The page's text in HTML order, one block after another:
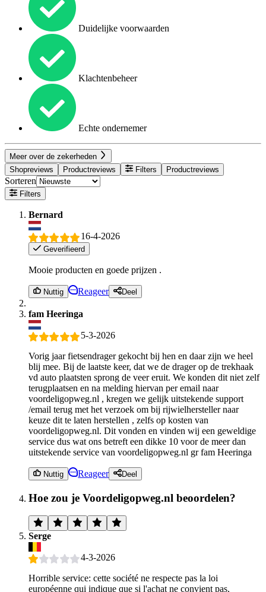
Duidelijke voorwaarden
Klachtenbeheer
Echte ondernemer
Meer over de zekerheden
Shopreviews
Productreviews Filters Productreviews
Sorteren
Filters
Bernard
16-4-2026
Geverifieerd
Mooie producten en goede prijzen .
Nuttig Reageer Deel
fam Heeringa
5-3-2026
Vorig jaar fietsendrager gekocht bij hen en daar zijn we heel
blij mee. Bij de laatste keer, dat we de drager op de trekhaak
vd auto plaatsten sprong de veer eruit. We konden dit niet zelf
terugplaatsen en na melding hiervan per email naar
voordeligopweg.nl , kregen we gelijk uitstekende support
/email terug met het verzoek om bij rijwielhersteller naar
keuze dit te laten herstellen , zelfs op kosten van
voordeligopweg.nl. Dit vonden en vinden wij een geweldige
service dus wat ons betreft een dikke 10 voor de meer dan
uitstekende service van voordeligopweg.nl gr fam Heeringa
Nuttig Reageer Deel
Hoe zou je Voordeligopweg.nl beoordelen?
Serge
4-3-2026
Horrible service: cette société ne respecte pas la loi
européenne qui indique que si l'achat ne convient pas,